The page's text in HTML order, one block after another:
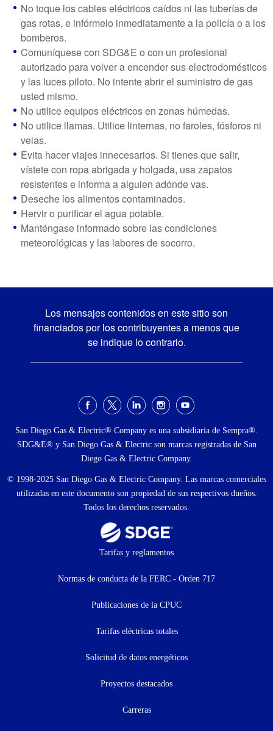
No toque los cables eléctricos caídos ni las tuberías de
gas rotas, e infórmelo inmediatamente a la policía o a los
bomberos.
Comuníquese con SDG&E o con un profesional
autorizado para volver a encender sus electrodomésticos
y las luces piloto. No intente abrir el suministro de gas
usted mismo.
No utilice equipos eléctricos en zonas húmedas.
No utilice llamas. Utilice linternas, no faroles, fósforos ni
velas.
Evita hacer viajes innecesarios. Si tienes que salir,
vístete con ropa abrigada y holgada, usa zapatos
resistentes e informa a alguien adónde vas.
Deseche los alimentos contaminados.
Hervir o purificar el agua potable.
Manténgase informado sobre las condiciones
meteorológicas y las labores de socorro.
Los mensajes contenidos en este sitio son
financiados por los contribuyentes a menos que
se indique lo contrario.
social
San Diego Gas & Electric® Company es una subsidiaria de Sempra®.
SDG&E® y San Diego Gas & Electric son marcas registradas de San
Diego Gas & Electric Company.
© 1998-2025 San Diego Gas & Electric Company. Las marcas comerciales
utilizadas en este documento son propiedad de sus respectivos dueños.
Todos los derechos reservados.
secundario)
Tarifas y reglamentos
Normas de conducta de la FERC - Orden 717
Publicaciones de la CPUC
Tarifas eléctricas totales
Solicitud de datos energéticos
Proyectos destacados
Carreras